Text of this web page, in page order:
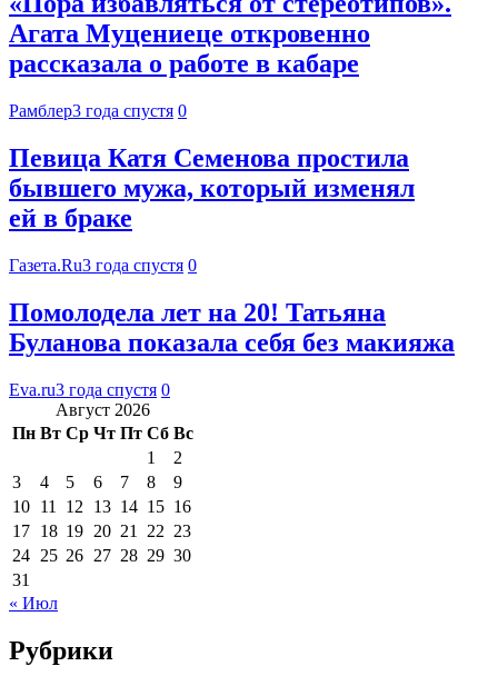
Агата Муцениеце откровенно
рассказала о работе в кабаре
Рамблер3 года спустя 0
Певица Катя Семенова простила
бывшего мужа, который изменял
ей в браке
Газета.Ru3 года спустя 0
Помолодела лет на 20! Татьяна
Буланова показала себя без макияжа
Eva.ru3 года спустя 0
Август 2026
Пн Вт Ср Чт Пт Сб Вс
1
2
3
4 5 6 7 8
9
10 11 12 13 14 15 16
17 18 19 20 21 22 23
24 25 26 27 28 29 30
31
« Июл
Рубрики